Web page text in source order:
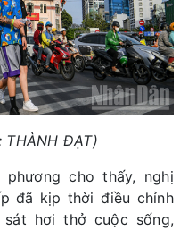
THÀNH ĐẠT)
cho thấy, nghị
đã kịp thời điều chỉnh
hơi thở cuộc sống,